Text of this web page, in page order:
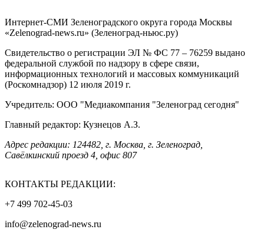
Интернет-СМИ Зеленоградского округа города Москвы
«Zelenograd-news.ru» (Зеленоград-ньюс.ру)
Свидетельство о регистрации ЭЛ № ФС 77 – 76259 выдано
федеральной службой по надзору в сфере связи,
информационных технологий и массовых коммуникаций
(Роскомнадзор) 12 июля 2019 г.
Учредитель: ООО "Медиакомпания "Зеленоград сегодня"
Главный редактор: Кузнецов А.З.
Адрес редакции: 124482, г. Москва, г. Зеленоград,
Савёлкинский проезд 4, офис 807
КОНТАКТЫ РЕДАКЦИИ:
+7 499 702-45-03
info@zelenograd-news.ru